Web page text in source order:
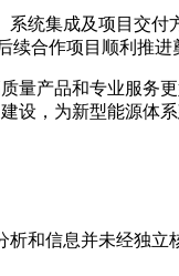
统集成及项目交
合作项目顺利推进
量产品和专业服务
设，为新型能源体
析和信息并未经独